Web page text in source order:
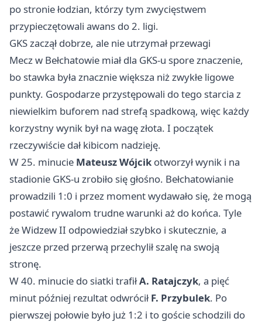
po stronie łodzian, którzy tym zwycięstwem
przypieczętowali awans do 2. ligi.
GKS zaczął dobrze, ale nie utrzymał przewagi
Mecz w Bełchatowie miał dla GKS-u spore znaczenie,
bo stawka była znacznie większa niż zwykłe ligowe
punkty. Gospodarze przystępowali do tego starcia z
niewielkim buforem nad strefą spadkową, więc każdy
korzystny wynik był na wagę złota. I początek
rzeczywiście dał kibicom nadzieję.
W 25. minucie Mateusz Wójcik otworzył wynik i na
stadionie GKS-u zrobiło się głośno. Bełchatowianie
prowadzili 1:0 i przez moment wydawało się, że mogą
postawić rywalom trudne warunki aż do końca. Tyle
że Widzew II odpowiedział szybko i skutecznie, a
jeszcze przed przerwą przechylił szalę na swoją
stronę.
W 40. minucie do siatki trafiłA. Ratajczyk, a pięć
minut później rezultat odwróciłF. Przybulek. Po
pierwszej połowie było już 1:2 i to goście schodzili do